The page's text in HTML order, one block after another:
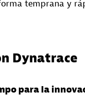
temprana y
Dynatrace
para la